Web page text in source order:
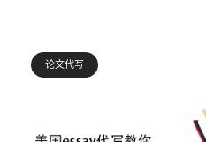
论文代写